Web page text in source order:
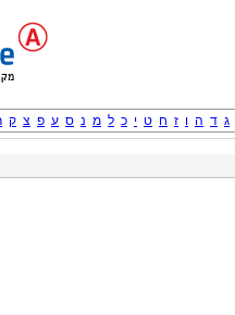
ג ד ה ו ז ח ט י כ ל מ נ ס ע פ צ ק